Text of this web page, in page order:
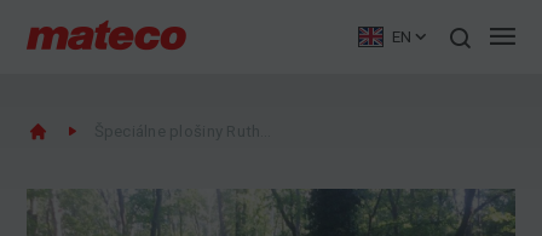
EN